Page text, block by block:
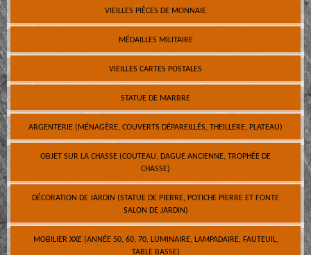
VIEILLES PIÈCES DE MONNAIE
MÉDAILLES MILITAIRE
VIEILLES CARTES POSTALES
STATUE DE MARBRE
ARGENTERIE (MÉNAGÈRE, COUVERTS DÉPAREILLÉS, THEILLERE, PLATEAU)
OBJET SUR LA CHASSE (COUTEAU, DAGUE ANCIENNE, TROPHÉE DE
CHASSE)
DÉCORATION DE JARDIN (STATUE DE PIERRE, POTICHE PIERRE ET FONTE
SALON DE JARDIN)
MOBILIER XXE (ANNÉE 50, 60, 70, LUMINAIRE, LAMPADAIRE, FAUTEUIL,
TABLE BASSE)